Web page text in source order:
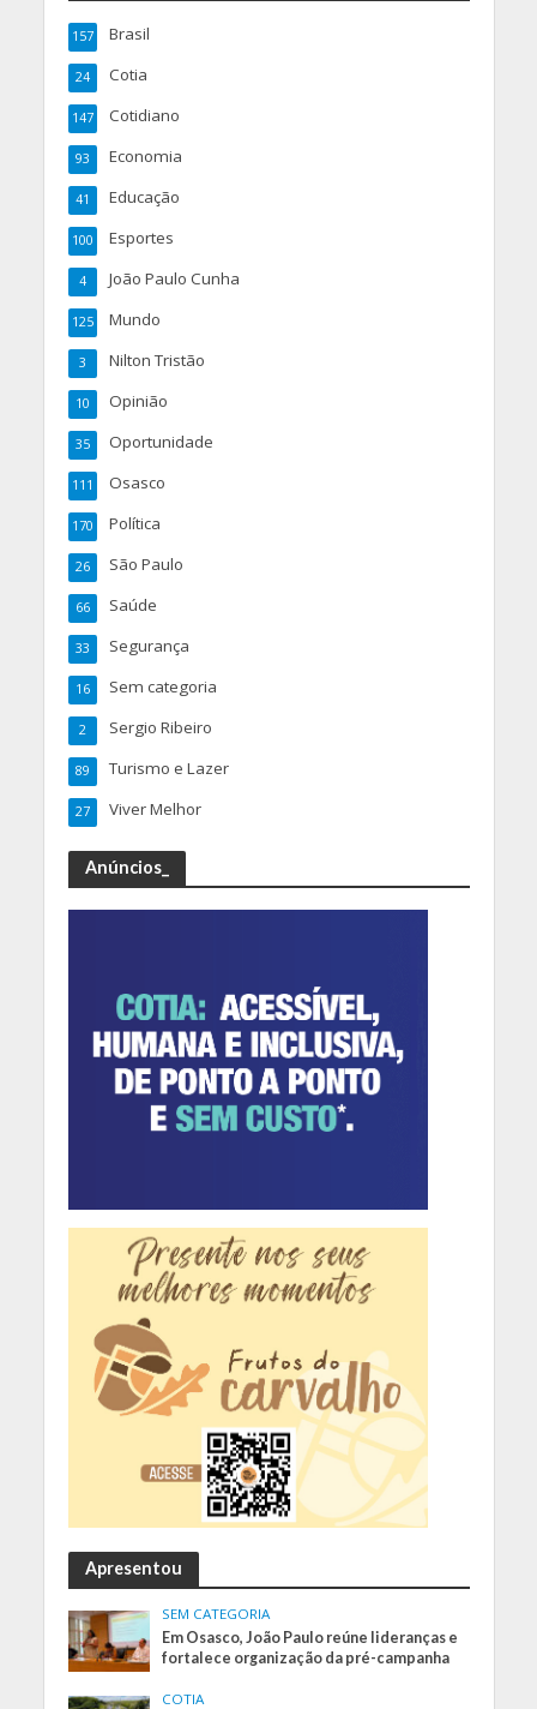
Brasil
157
Cotia
24
Cotidiano
147
Economia
93
Educação
41
Esportes
100
João Paulo Cunha
4
Mundo
125
Nilton Tristão
3
Opinião
10
Oportunidade
35
Osasco
111
Política
170
São Paulo
26
Saúde
66
Segurança
33
Sem categoria
16
Sergio Ribeiro
2
Turismo e Lazer
89
Viver Melhor
27
Anúncios_
Apresentou
SEM CATEGORIA
Em Osasco, João Paulo reúne lideranças e
fortalece organização da pré-campanha
COTIA